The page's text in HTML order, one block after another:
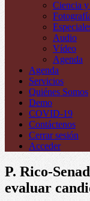
Ciencia
Audio
Vídeo
Agenda
Agenda
Servicios
Quiénes Somos
Demo
COVID-19
Contáctenos
Cerrar sesión
Acceder
P. Rico-
evaluar